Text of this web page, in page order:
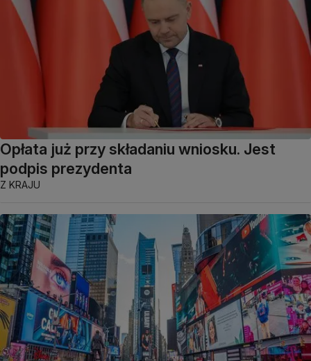
Opłata już przy składaniu wniosku. Jest
podpis prezydenta
Z KRAJU